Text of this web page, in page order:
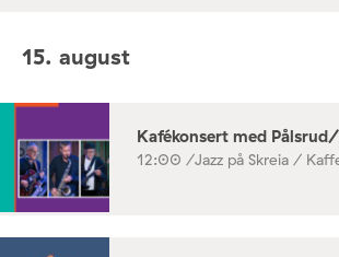
15. august
Kafékonsert med
12:00 /Jazz på Skreia /